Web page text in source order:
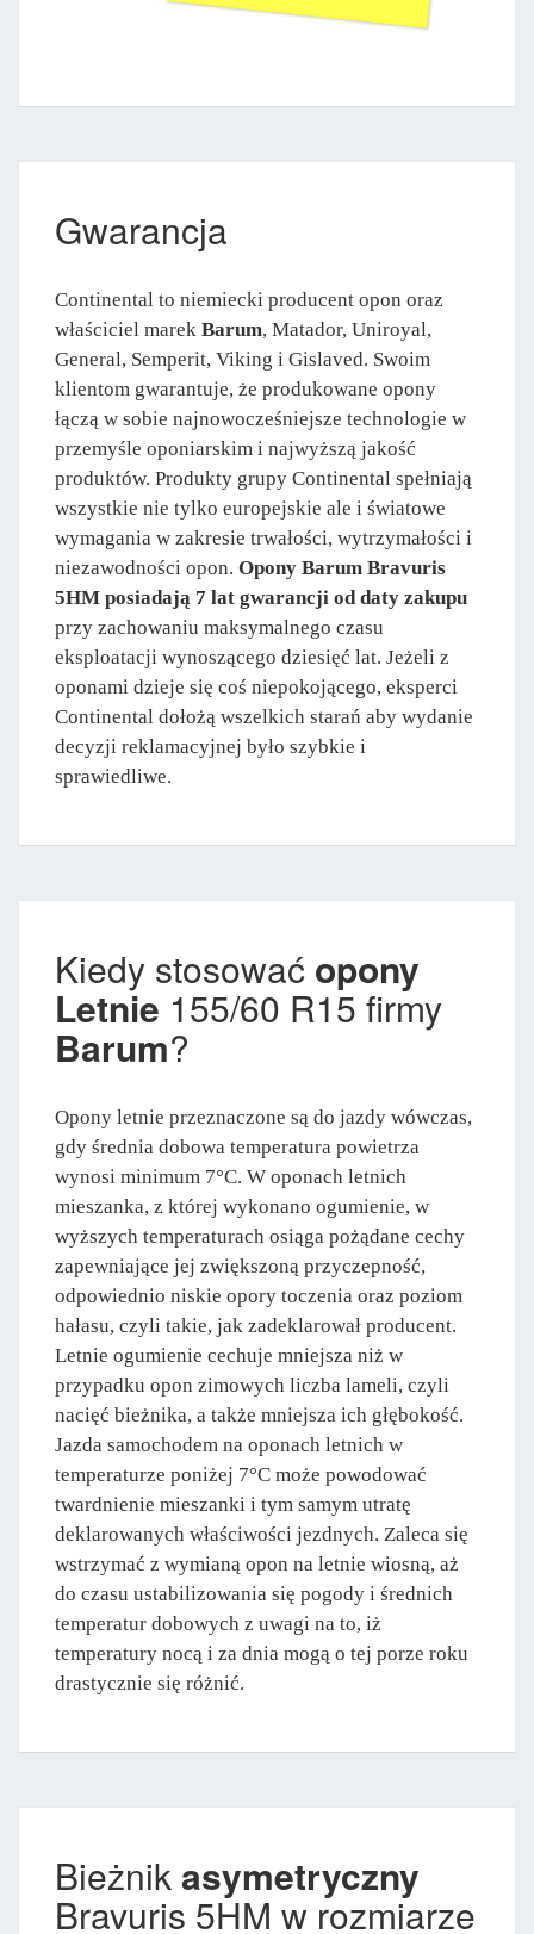
Gwarancja
Continental to niemiecki producent opon oraz
właściciel marek Barum, Matador, Uniroyal,
General, Semperit, Viking i Gislaved. Swoim
klientom gwarantuje, że produkowane opony
łączą w sobie najnowocześniejsze technologie w
przemyśle oponiarskim i najwyższą jakość
produktów. Produkty grupy Continental spełniają
wszystkie nie tylko europejskie ale i światowe
wymagania w zakresie trwałości, wytrzymałości i
niezawodności opon. Opony Barum Bravuris
5HM posiadają 7 lat gwarancji od daty zakupu
przy zachowaniu maksymalnego czasu
eksploatacji wynoszącego dziesięć lat. Jeżeli z
oponami dzieje się coś niepokojącego, eksperci
Continental dołożą wszelkich starań aby wydanie
decyzji reklamacyjnej było szybkie i
sprawiedliwe.
Kiedy stosować opony
Letnie 155/60 R15 firmy
Barum?
Opony letnie przeznaczone są do jazdy wówczas,
gdy średnia dobowa temperatura powietrza
wynosi minimum 7°C. W oponach letnich
mieszanka, z której wykonano ogumienie, w
wyższych temperaturach osiąga pożądane cechy
zapewniające jej zwiększoną przyczepność,
odpowiednio niskie opory toczenia oraz poziom
hałasu, czyli takie, jak zadeklarował producent.
Letnie ogumienie cechuje mniejsza niż w
przypadku opon zimowych liczba lameli, czyli
nacięć bieżnika, a także mniejsza ich głębokość.
Jazda samochodem na oponach letnich w
temperaturze poniżej 7°C może powodować
twardnienie mieszanki i tym samym utratę
deklarowanych właściwości jezdnych. Zaleca się
wstrzymać z wymianą opon na letnie wiosną, aż
do czasu ustabilizowania się pogody i średnich
temperatur dobowych z uwagi na to, iż
temperatury nocą i za dnia mogą o tej porze roku
drastycznie się różnić.
Bieżnikasymetryczny
Bravuris 5HM w rozmiarze